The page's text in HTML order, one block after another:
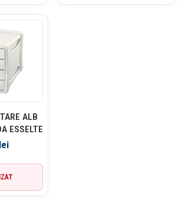
ALB
ESSELTE
lei